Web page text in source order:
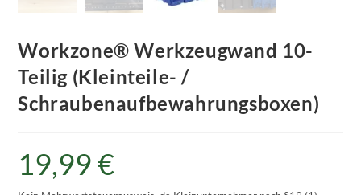
Workzone® Werkzeugwand 10-
Teilig (Kleinteile- /
Schraubenaufbewahrungsboxen)
19,99€